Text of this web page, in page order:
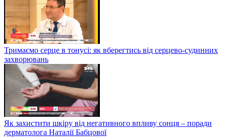
Тримаємо серце в тонусі: як вберегтись від серцево-судинних
захворювань
Як захистити шкіру від негативного впливу сонця – поради
дерматолога Наталії Бабцової